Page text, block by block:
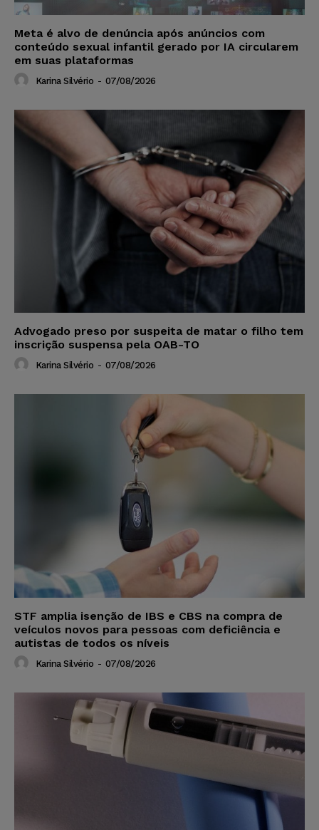
Meta é alvo de denúncia após anúncios com
conteúdo sexual infantil gerado por IA circularem
em suas plataformas
Karina Silvério - 07/08/2026
Advogado preso por suspeita de matar o filho tem
inscrição suspensa pela OAB-TO
Karina Silvério - 07/08/2026
STF amplia isenção de IBS e CBS na compra de
veículos novos para pessoas com deficiência e
autistas de todos os níveis
Karina Silvério - 07/08/2026